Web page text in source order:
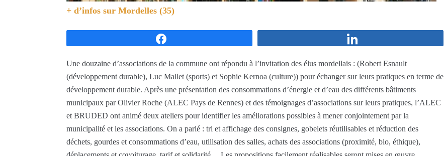
+ d’infos sur Mordelles (35)
Une douzaine d’associations de la commune ont répondu à l’invitation des élus mordellais : (Robert Esnault
(développement durable), Luc Mallet (sports) et Sophie Kernoa (culture)) pour échanger sur leurs pratiques en terme de
développement durable. Après une présentation des consommations d’énergie et d’eau des différents bâtiments
municipaux par Olivier Roche (ALEC Pays de Rennes) et des témoignages d’associations sur leurs pratiques, l’ALEC
et BRUDED ont animé deux ateliers pour identifier les améliorations possibles à mener conjointement par la
municipalité et les associations. On a parlé : tri et affichage des consignes, gobelets réutilisables et réduction des
déchets, gourdes et consommations d’eau, utilisation des salles, achats des associations (proximité, bio, éthique),